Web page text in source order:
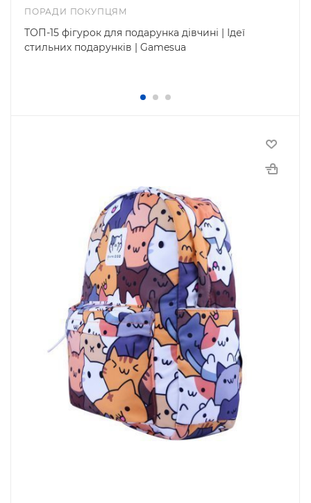
ПОРАДИ ПОКУПЦЯМ
ТОП-15 фігурок для подарунка дівчині | Ідеї
стильних подарунків | Gamesua